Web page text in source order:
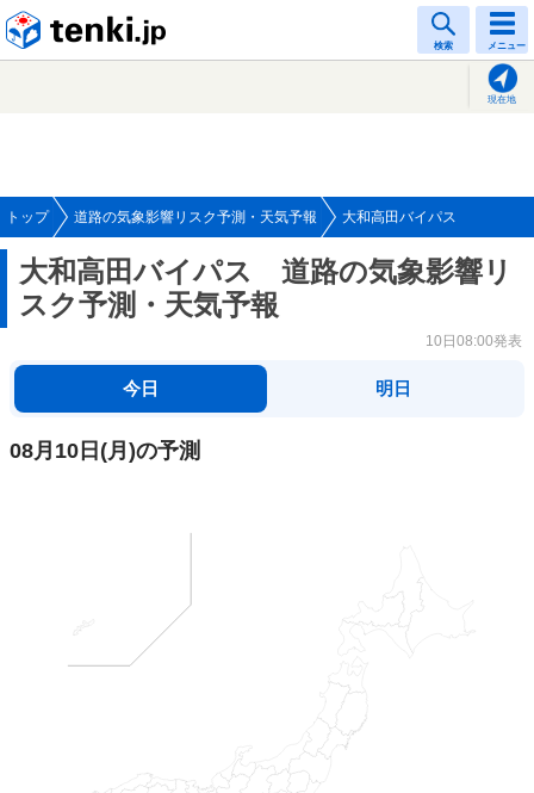
検索 メニュー
現在地
トップ 道路の気象影響リスク予測・天気予報 大和高田バイパス
大和高田バイパス 道路の気象影響リ
スク予測・天気予報
10日08:00発表
今日 明日
08月10日 (月)の予測